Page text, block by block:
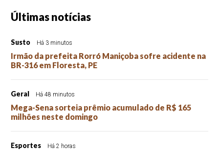
Últimas notícias
Susto Há 3 minutos
Irmão da prefeita Rorró Maniçoba sofre acidente na
BR-316 em Floresta, PE
Geral Há 48 minutos
Mega-Sena sorteia prêmio acumulado de R$ 165
milhões neste domingo
Esportes Há 2 horas